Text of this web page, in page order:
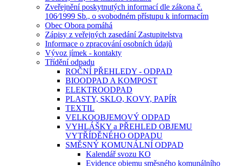
Zveřejnění poskytnutých informací dle zákona č.
106⁄1999 Sb., o svobodném přístupu k informacím
Obec Obora pomáhá
Zápisy z veřejných zasedání Zastupitelstva
Informace o zpracování osobních údajů
Vývoz jímek - kontakty
Třídění odpadu
ROČNÍ PŘEHLEDY - ODPAD
BIOODPAD A KOMPOST
ELEKTROODPAD
PLASTY, SKLO, KOVY, PAPÍR
TEXTIL
VELKOOBJEMOVÝ ODPAD
VYHLÁŠKY a PŘEHLED OBJEMU
VYTŘÍDĚNÉHO ODPADU
SMĚSNÝ KOMUNÁLNÍ ODPAD
Kalendář svozu KO
Evidence objemu směsného komunálního